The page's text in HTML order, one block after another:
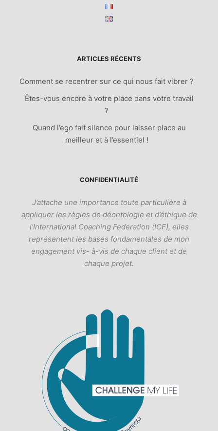
ARTICLES RÉCENTS
Comment se recentrer sur ce qui nous fait vibrer ?
Êtes-vous encore à votre place dans votre travail
?
Quand l’ego fait silence pour laisser place au
meilleur et à l’essentiel !
CONFIDENTIALITÉ
J’attache une importance toute particulière à
appliquer les règles de déontologie et d’éthique de
l’International Coaching Federation (ICF), elles
représentent les bases fondamentales de mon
engagement vis- à-vis de chaque client et de
chaque projet.